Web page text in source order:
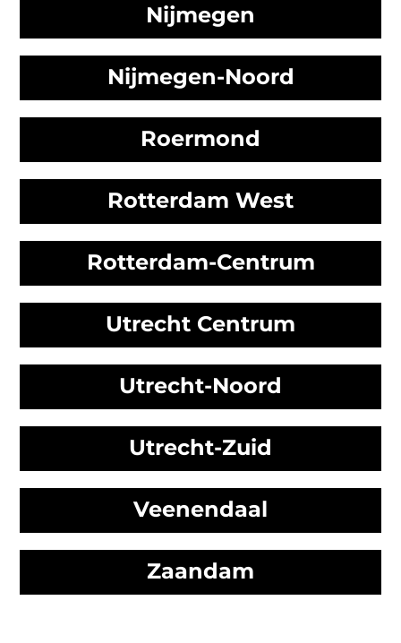
Nijmegen
Nijmegen-Noord
Roermond
Rotterdam West
Rotterdam-Centrum
Utrecht Centrum
Utrecht-Noord
Utrecht-Zuid
Veenendaal
Zaandam